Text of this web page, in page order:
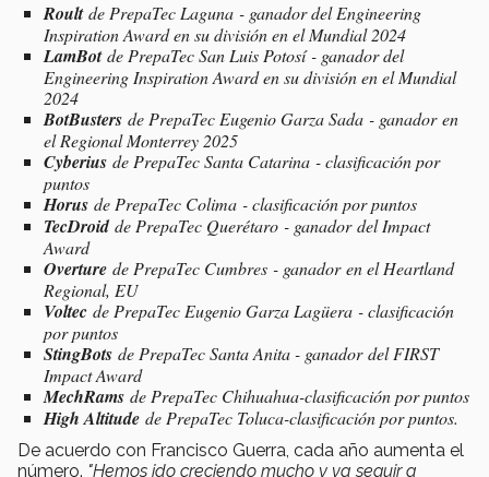
Roultde PrepaTec Laguna - ganador del Engineering
Inspiration Award en su división en el Mundial 2024
LamBotde PrepaTec San Luis Potosí - ganador del
Engineering Inspiration Award en su división en el Mundial
2024
BotBusters de PrepaTec Eugenio Garza Sada - ganador en
el Regional Monterrey 2025
Cyberius de PrepaTec Santa Catarina - clasificación por
puntos
Horus de PrepaTec Colima - clasificación por puntos
TecDroidde PrepaTec Querétaro - ganador del Impact
Award
Overture de PrepaTec Cumbres - ganador en el Heartland
Regional, EU
Voltec de PrepaTec Eugenio Garza Lagüera - clasificación
por puntos
StingBots de PrepaTec Santa Anita - ganador del FIRST
Impact Award
MechRams de PrepaTec Chihuahua-clasificación por puntos
High Altitude de PrepaTec Toluca-clasificación por puntos.
De acuerdo con Francisco Guerra, cada año aumenta el
número. "Hemos ido creciendo mucho y va seguir a